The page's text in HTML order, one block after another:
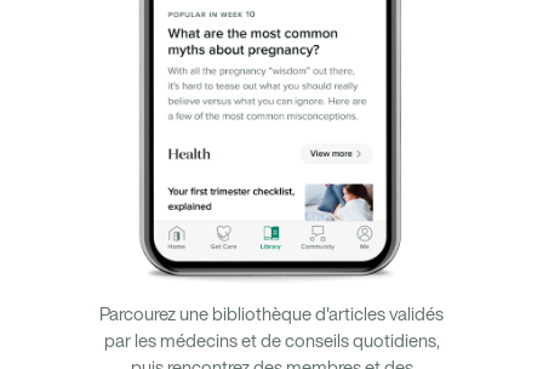
Parcourez une bibliothèque d'articles validés
par les médecins et de conseils quotidiens,